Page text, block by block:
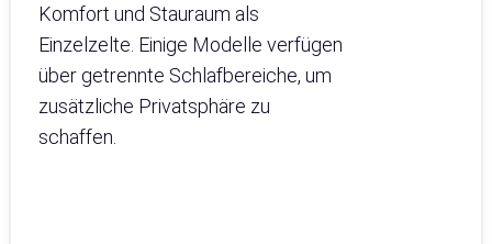
Komfort und Stauraum als
Einzelzelte. Einige Modelle verfügen
über getrennte Schlafbereiche, um
zusätzliche Privatsphäre zu
schaffen.